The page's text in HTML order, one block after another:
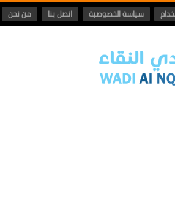
سياسة الخصوصية اتصل بنا من نحن